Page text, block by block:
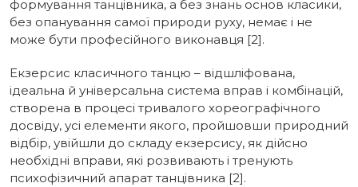
формування танцівника, а без знань основ класики,
без опанування самої природи руху, немає і не
може бути професійного виконавця [2].
Екзерсис класичного танцю – відшліфована,
ідеальна й універсальна система вправ і комбінацій,
створена в процесі тривалого хореографічного
досвіду, усі елементи якого, пройшовши природний
відбір, увійшли до складу екзерсису, як дійсно
необхідні вправи, які розвивають і тренують
психофізичний апарат танцівника [2].